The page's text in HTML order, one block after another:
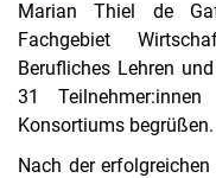
Marian Thiel de
Fachgebiet
Berufliches Lehren
31
Konsortiums begrüßen.
Nach der